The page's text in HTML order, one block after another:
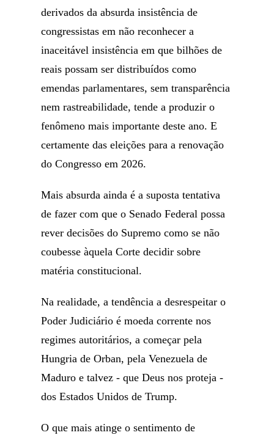
derivados da absurda insistência de
congressistas em não reconhecer a
inaceitável insistência em que bilhões de
reais possam ser distribuídos como
emendas parlamentares, sem transparência
nem rastreabilidade, tende a produzir o
fenômeno mais importante deste ano. E
certamente das eleições para a renovação
do Congresso em 2026.
Mais absurda ainda é a suposta tentativa
de fazer com que o Senado Federal possa
rever decisões do Supremo como se não
coubesse àquela Corte decidir sobre
matéria constitucional.
Na realidade, a tendência a desrespeitar o
Poder Judiciário é moeda corrente nos
regimes autoritários, a começar pela
Hungria de Orban, pela Venezuela de
Maduro e talvez - que Deus nos proteja -
dos Estados Unidos de Trump.
O que mais atinge o sentimento de